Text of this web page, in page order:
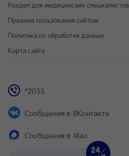
Раздел для медицинских специалистов
Правила пользования сайтом
Политика по обработке данных
Карта сайта
*2055
Сообщения в ВКонтакте
Сообщения в Max